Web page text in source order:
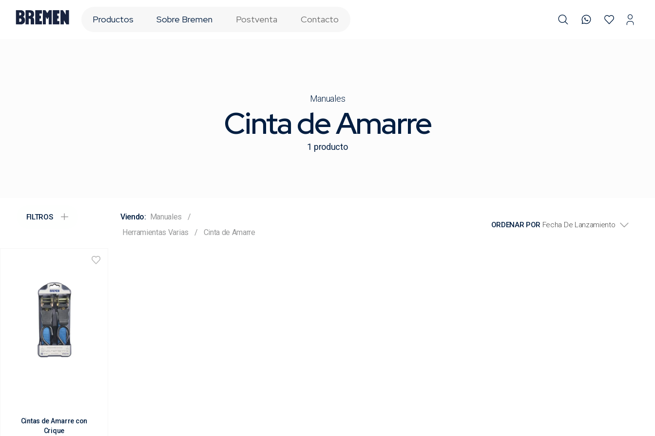
Productos Sobre Bremen Postventa Contacto
Manuales
Cinta de Amarre
1 producto
FILTROS
Manuales
Herramientas Varias
Cinta de Amarre
ORDENAR POR Fecha De Lanzamiento
Cintas de Amarre con
Crique